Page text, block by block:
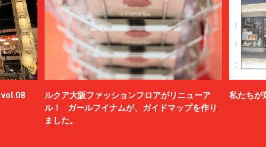
vol.08
ルクア大阪ファッションフロアがリニューア
ル！ ガールフイナムが、ガイドマップを作り
ました。
私たちが